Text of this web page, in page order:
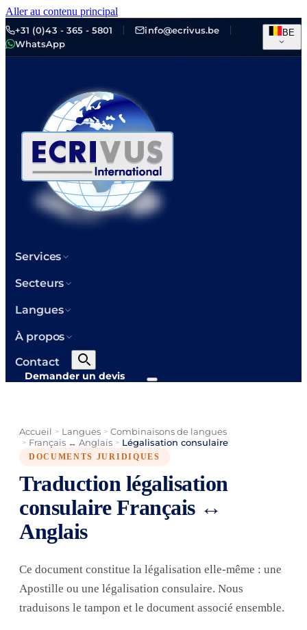
Aller au contenu principal
+31 (0)43 - 365 - 5801
info@ecrivus.be
WhatsApp
BE
Services
Secteurs
Langues
À propos
Contact
Demander un devis
Accueil > Langues > Combinaisons de langues
> Français ↔ Anglais > Légalisation consulaire
DOCUMENTS JURIDIQUES
Traduction légalisation
consulaire Français ↔
Anglais
Ce document constitue la légalisation elle-même : une
Apostille ou une légalisation consulaire. Nous
traduisons le tampon et le document associé ensemble.